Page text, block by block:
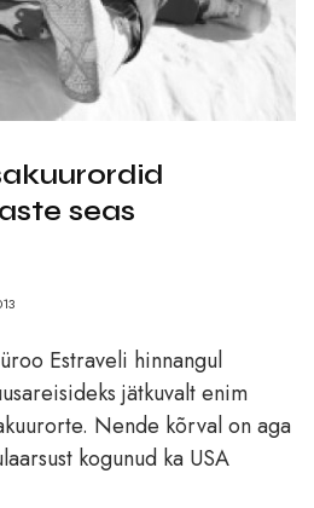
seas
Estraveli hinnangul
jätkuvalt enim
Nende kõrval on aga
kogunud ka USA